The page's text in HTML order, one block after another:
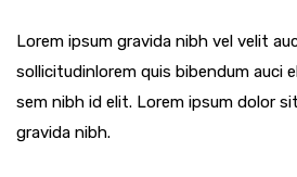
Lorem ipsum gravida nibh vel velit
sollicitudinlorem quis bibendum auci
sem nibh id elit. Lorem ipsum dolor
gravida nibh.